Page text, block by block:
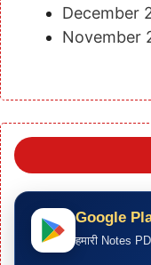
December
November
Google
हमारी Notes